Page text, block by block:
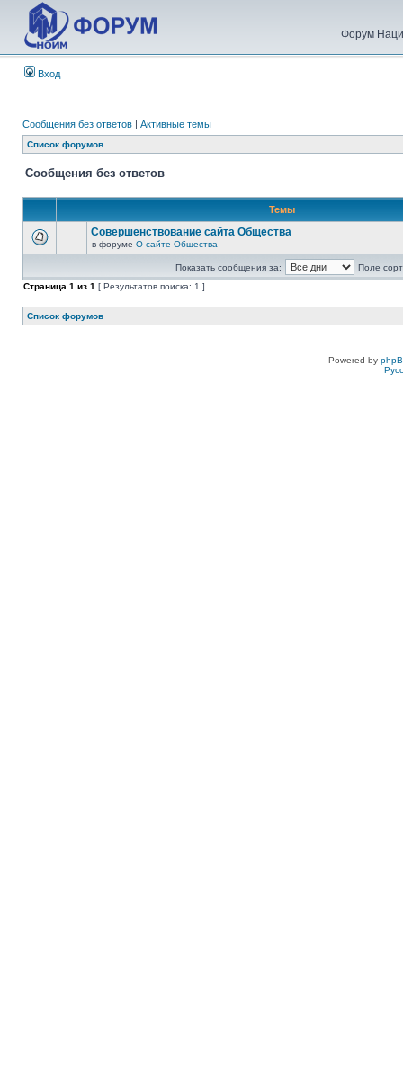
Форум
Вход
Сообщения без ответов | Активные темы
Список форумов
Сообщения без ответов
Темы
Совершенствование сайта Общества
в форуме О сайте Общества
Показать сообщения за:
Поле
Страница 1 из 1 [ Результатов поиска: 1 ]
Список форумов
Powered by